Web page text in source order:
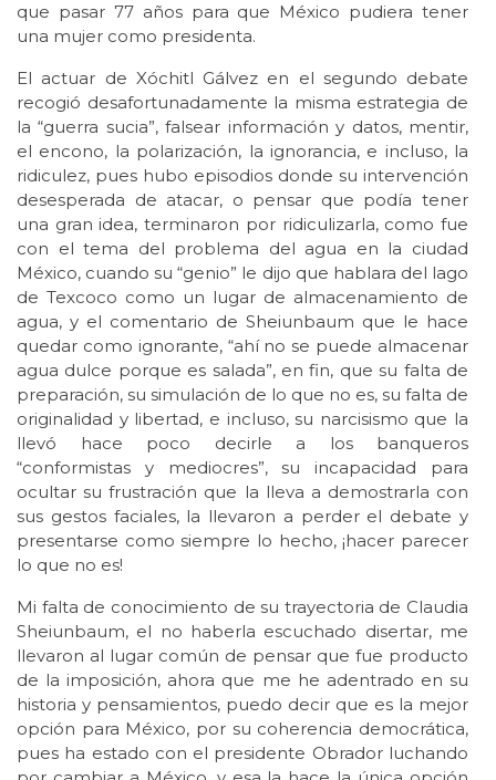
que pasar 77 años para que México pudiera tener
una mujer como presidenta.
El actuar de Xóchitl Gálvez en el segundo debate
recogió desafortunadamente la misma estrategia de
la “guerra sucia”, falsear información y datos, mentir,
el encono, la polarización, la ignorancia, e incluso, la
ridiculez, pues hubo episodios donde su intervención
desesperada de atacar, o pensar que podía tener
una gran idea, terminaron por ridiculizarla, como fue
con el tema del problema del agua en la ciudad
México, cuando su “genio” le dijo que hablara del lago
de Texcoco como un lugar de almacenamiento de
agua, y el comentario de Sheiunbaum que le hace
quedar como ignorante, “ahí no se puede almacenar
agua dulce porque es salada”, en fin, que su falta de
preparación, su simulación de lo que no es, su falta de
originalidad y libertad, e incluso, su narcisismo que la
llevó hace poco decirle a los banqueros
“conformistas y mediocres”, su incapacidad para
ocultar su frustración que la lleva a demostrarla con
sus gestos faciales, la llevaron a perder el debate y
presentarse como siempre lo hecho, ¡hacer parecer
lo que no es!
Mi falta de conocimiento de su trayectoria de Claudia
Sheiunbaum, el no haberla escuchado disertar, me
llevaron al lugar común de pensar que fue producto
de la imposición, ahora que me he adentrado en su
historia y pensamientos, puedo decir que es la mejor
opción para México, por su coherencia democrática,
pues ha estado con el presidente Obrador luchando